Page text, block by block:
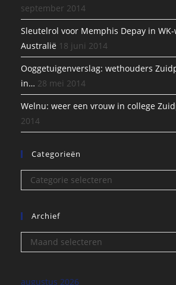
september 2014
Sleutelrol voor Memphis Depay in
Australië 18 juni 2014
Ooggetuigenverslag: wethouders
in… 28 mei 2014
Welnu: weer een vrouw in college
2014
Categorieën
Categorieën
Categorie selecteren
Archief
Archief
Maand selecteren
augustus 2026